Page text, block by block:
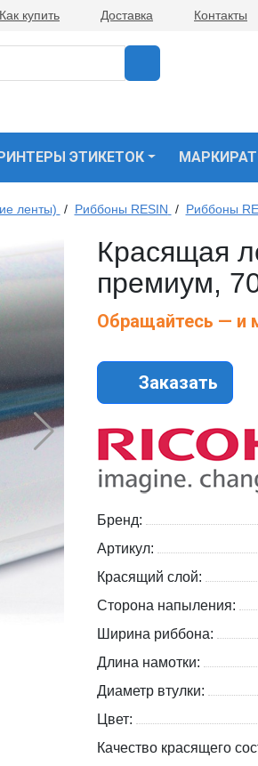
Как купить Доставка Контакты
ЭТИКЕТОК
ленты) / Риббоны RESIN / Риббоны
Красящая
премиум,
Обращайтесь — и
Заказать
Бренд:
Артикул:
Красящий слой:
Сторона напыления:
Ширина риббона:
Длина намотки:
Диаметр втулки:
Цвет:
Качество красящего